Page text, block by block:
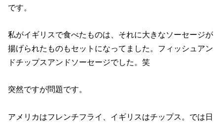
です。
私がイギリスで食べたものは、それに大きなソーセージが
揚げられたものもセットになってました。フィッシュアン
ドチップスアンドソーセージでした。笑
突然ですが問題です。
アメリカはフレンチフライ、イギリスはチップス。では日